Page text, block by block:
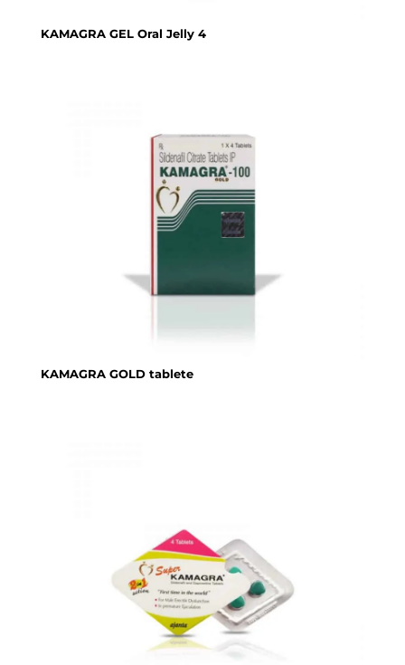
KAMAGRA GEL Oral Jelly 4
KAMAGRA GOLD tablete